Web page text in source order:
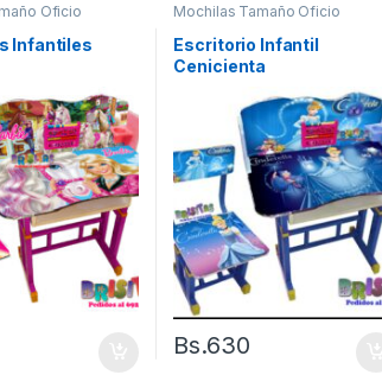
Oficio
Infantiles
Mochilas Tamaño Oficio
Escritorio Infantil
Cenicienta
Bs.630